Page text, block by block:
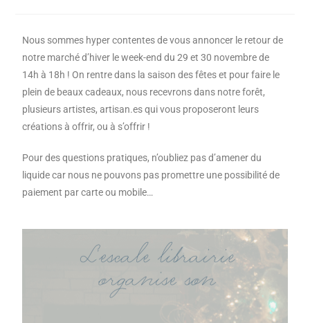
Nous sommes hyper contentes de vous annoncer le retour de
notre marché d’hiver le week-end du 29 et 30 novembre de
14h à 18h ! On rentre dans la saison des fêtes et pour faire le
plein de beaux cadeaux, nous recevrons dans notre forêt,
plusieurs artistes, artisan.es qui vous proposeront leurs
créations à offrir, ou à s’offrir !
Pour des questions pratiques, n’oubliez pas d’amener du
liquide car nous ne pouvons pas promettre une possibilité de
paiement par carte ou mobile…